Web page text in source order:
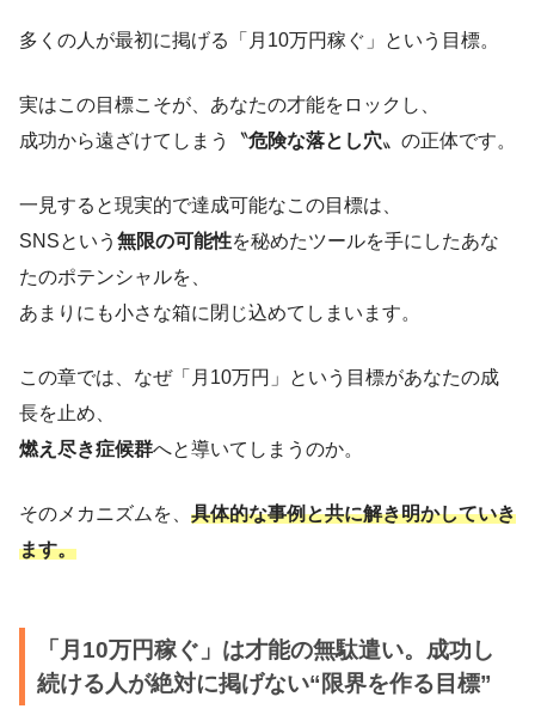
多くの人が最初に掲げる「月10万円稼ぐ」という目標。
実はこの目標こそが、あなたの才能をロックし、
成功から遠ざけてしまう〝危険な落とし穴〟の正体です。
一見すると現実的で達成可能なこの目標は、
SNSという 無限の可能性を秘めたツールを手にしたあな
たのポテンシャルを、
あまりにも小さな箱に閉じ込めてしまいます。
この章では、なぜ「月10万円」という目標があなたの成
長を止め、
燃え尽き症候群へと導いてしまうのか。
そのメカニズムを、 具体的な事例と共に解き明かしていき
ます。
「月10万円稼ぐ」は才能の無駄遣い。成功し
続ける人が絶対に掲げない“限界を作る目標”